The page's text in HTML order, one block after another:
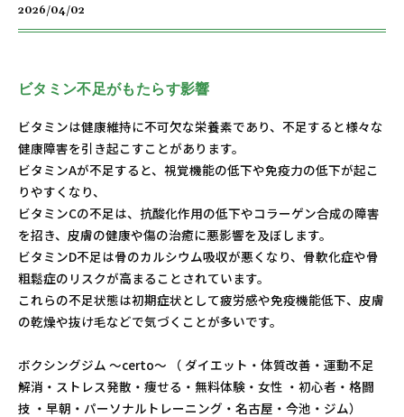
2026/04/02
ビタミン不足がもたらす影響
ビタミンは健康維持に不可欠な栄養素であり、不足すると様々な
健康障害を引き起こすことがあります。
ビタミンAが不足すると、視覚機能の低下や免疫力の低下が起こ
りやすくなり、
ビタミンCの不足は、抗酸化作用の低下やコラーゲン合成の障害
を招き、皮膚の健康や傷の治癒に悪影響を及ぼします。
ビタミンD不足は骨のカルシウム吸収が悪くなり、骨軟化症や骨
粗鬆症のリスクが高まることされています。
これらの不足状態は初期症状として疲労感や免疫機能低下、皮膚
の乾燥や抜け毛などで気づくことが多いです。
ボクシングジム ～certo～ （ ダイエット・体質改善・運動不足
解消・ストレス発散・痩せる・無料体験・女性 ・初心者・格闘
技 ・早朝・パーソナルトレーニング・名古屋・今池・ジム）